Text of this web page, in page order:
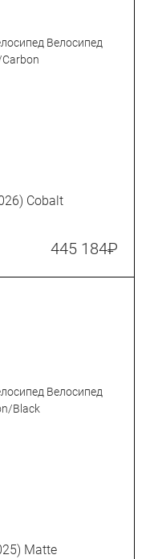
Cobalt
445 184₽
Matte